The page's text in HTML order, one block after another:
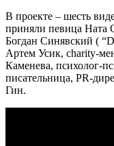
В проекте – шесть
приняли певица Ната
Богдан Синявский (
Артем Усик, charity-
Каменева, психолог-
писательница, PR-
Гин.